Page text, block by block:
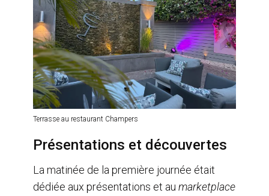
Terrasse au restaurant Champers
Présentations et découvertes
La matinée de la première journée était
dédiée aux présentations et au marketplace